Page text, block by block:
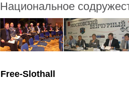
Национальное
Free-Slothall